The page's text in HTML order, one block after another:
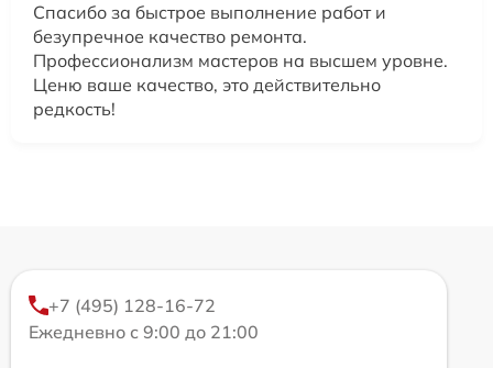
Спасибо за быстрое выполнение работ и
безупречное качество ремонта.
Профессионализм мастеров на высшем уровне.
Ценю ваше качество, это действительно
редкость!
+7 (495) 128-16-72
Ежедневно с 9:00 до 21:00